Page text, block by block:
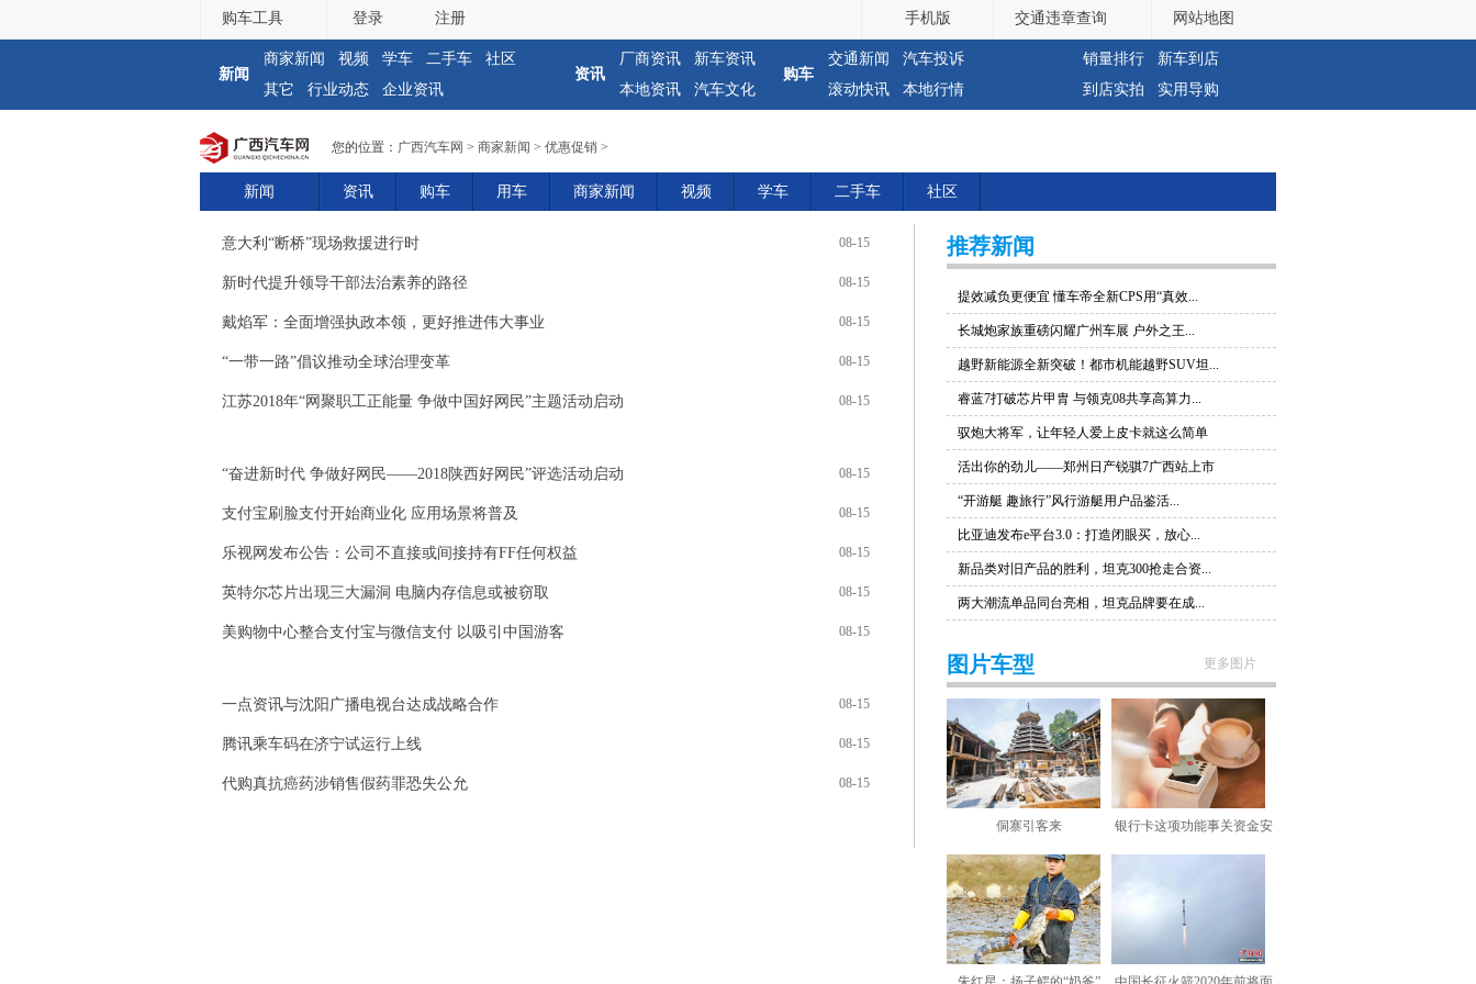
网站地图
交通违章查询
手机版
购车工具 登录 注册
新闻
商家新闻 视频 学车 二手车
社区
其它
行业动态 企业资讯
资讯
厂商资讯
新车资讯
本地资讯
汽车文化
购车
交通新闻
汽车投诉
滚动快讯
本地行情
销量排行
新车到店
到店实拍
实用导购
您的位置： 广西汽车网 > 商家新闻 > 优惠促销 >
新闻 资讯 购车 用车 商家新闻 视频 学车 二手车 社区
意大利“断桥”现场救援进行时 08-15
新时代提升领导干部法治素养的路径 08-15
戴焰军：全面增强执政本领，更好推进伟大事业 08-15
“一带一路”倡议推动全球治理变革 08-15
江苏2018年“网聚职工正能量 争做中国好网民”主题活动启动 08-15
“奋进新时代 争做好网民——2018陕西好网民”评选活动启动 08-15
支付宝刷脸支付开始商业化 应用场景将普及 08-15
乐视网发布公告：公司不直接或间接持有FF任何权益 08-15
英特尔芯片出现三大漏洞 电脑内存信息或被窃取 08-15
美购物中心整合支付宝与微信支付 以吸引中国游客 08-15
一点资讯与沈阳广播电视台达成战略合作 08-15
腾讯乘车码在济宁试运行上线 08-15
代购真抗癌药涉销售假药罪恐失公允 08-15
推荐新闻
提效减负更便宜 懂车帝全新CPS用“真效...
长城炮家族重磅闪耀广州车展 户外之王...
越野新能源全新突破！都市机能越野SUV坦...
睿蓝7打破芯片甲胄 与领克08共享高算力...
驭炮大将军，让年轻人爱上皮卡就这么简单
活出你的劲儿——郑州日产锐骐7广西站上市
“开游艇 趣旅行”风行游艇用户品鉴活...
比亚迪发布e平台3.0：打造闭眼买，放心...
新品类对旧产品的胜利，坦克300抢走合资...
两大潮流单品同台亮相，坦克品牌要在成...
图片车型 更多图片
侗寨引客来 银行卡这项功能事关资金安